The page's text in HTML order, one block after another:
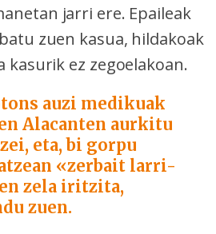
jarri ere. Epaileak
zuen kasua, hildakoak
ez zegoelakoan.
auzi medikuak
Alacanten aurkitu
eta, bi gorpu
«zerbait larri-
zela iritzita,
zuen.